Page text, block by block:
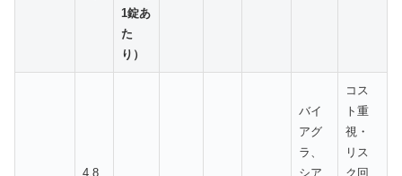
1錠あ
た
り）
4.8
バイ
アグ
ラ、
シア
コス
ト重
視・
リス
ク回